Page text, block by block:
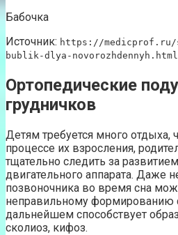
Бабочка
Источник: https://medicprof.ru/
bublik-dlya-novorozhdennyh.html
Ортопедические
грудничков
Детям требуется много отдыха,
процессе их взросления,
тщательно следить за
двигательного аппарата. Даже
позвоночника во время сна
неправильному формированию
дальнейшем способствует
сколиоз, кифоз.